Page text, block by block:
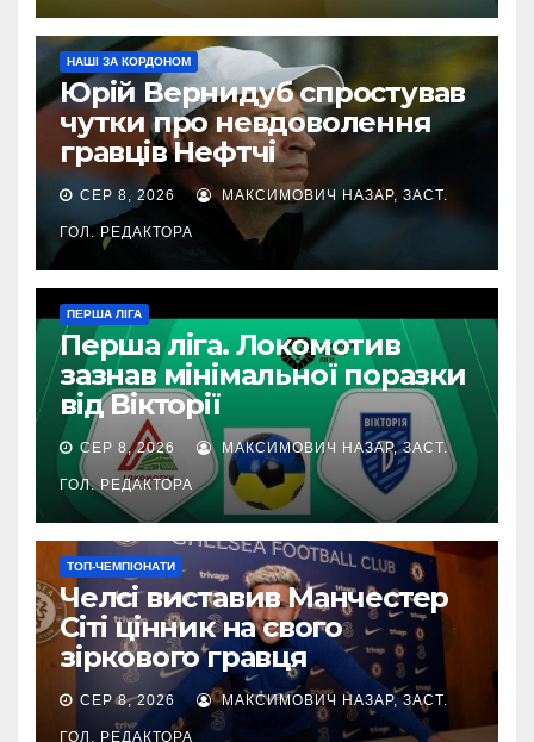
НАШІ ЗА КОРДОНОМ
Юрій Вернидуб спростував
чутки про невдоволення
гравців Нефтчі
СЕР 8, 2026 МАКСИМОВИЧ НАЗАР, ЗАСТ.
ГОЛ. РЕДАКТОРА
ПЕРША ЛІГА
Перша ліга. Локомотив
зазнав мінімальної поразки
від Вікторії
СЕР 8, 2026 МАКСИМОВИЧ НАЗАР, ЗАСТ.
ГОЛ. РЕДАКТОРА
ТОП-ЧЕМПІОНАТИ
Челсі виставив Манчестер
Сіті цінник на свого
зіркового гравця
СЕР 8, 2026 МАКСИМОВИЧ НАЗАР, ЗАСТ.
ГОЛ. РЕДАКТОРА